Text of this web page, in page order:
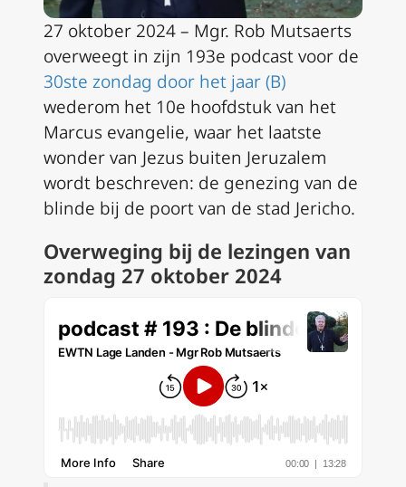
27 oktober 2024 – Mgr. Rob Mutsaerts
overweegt in zijn 193e podcast voor de
30ste zondag door het jaar (B)
wederom het 10e hoofdstuk van het
Marcus evangelie, waar het laatste
wonder van Jezus buiten Jeruzalem
wordt beschreven: de genezing van de
blinde bij de poort van de stad Jericho.
Overweging bij de lezingen van
zondag 27 oktober 2024